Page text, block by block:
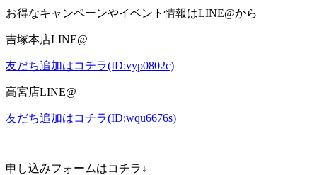
お得なキャンペーンやイベント情報はLINE@から
吉塚本店LINE@
友だち追加はコチラ(ID:vyp0802c)
高宮店LINE@
友だち追加はコチラ(ID:wqu6676s)
申し込みフォームはコチラ↓